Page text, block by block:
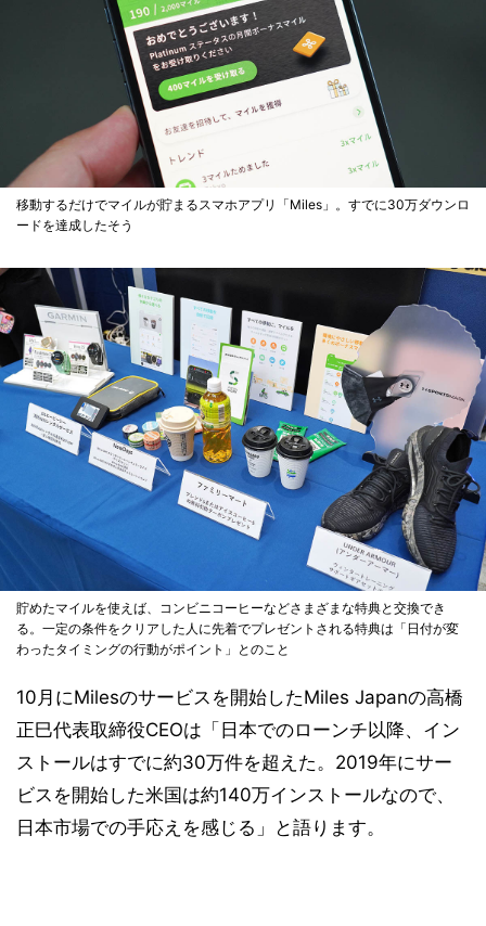
移動するだけでマイルが貯まるスマホアプリ「Miles」。すでに30万ダウンロ
ードを達成したそう
貯めたマイルを使えば、コンビニコーヒーなどさまざまな特典と交換でき
る。一定の条件をクリアした人に先着でプレゼントされる特典は「日付が変
わったタイミングの行動がポイント」とのこと
10月にMilesのサービスを開始したMiles Japanの高橋
正巳代表取締役CEOは「日本でのローンチ以降、イン
ストールはすでに約30万件を超えた。2019年にサー
ビスを開始した米国は約140万インストールなので、
日本市場での手応えを感じる」と語ります。